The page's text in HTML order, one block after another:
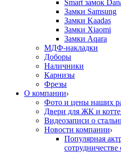
Smart замок
Замки Samsung
Замки Kaadas
Замки Xiaomi
Замки Aqara
МДФ-накладки
Доборы
Наличники
Карнизы
Фрезы
О компании
Фото и цены наших
Двери для ЖК и
Видеозаписи о
Новости компании
Популярная